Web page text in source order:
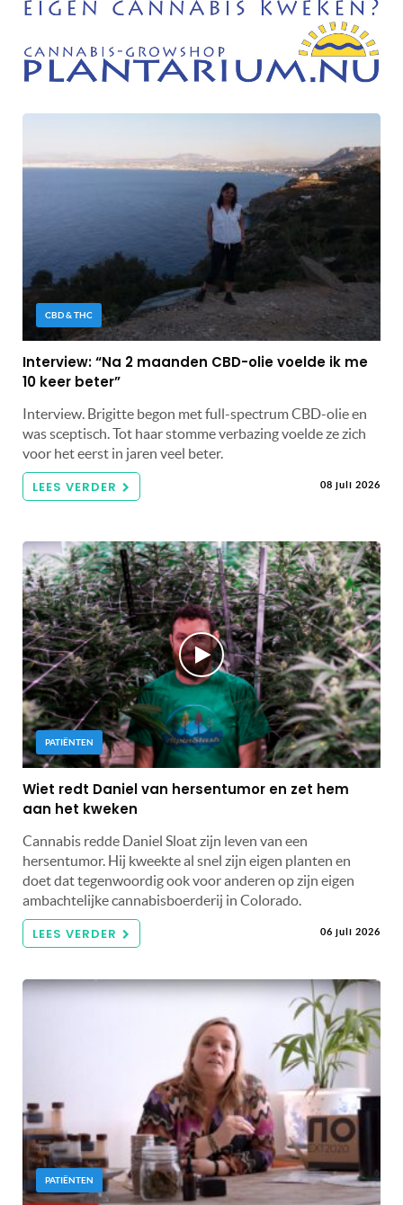
CBD & THC
Interview: “Na 2 maanden CBD-olie voelde ik me
10 keer beter”
Interview. Brigitte begon met full-spectrum CBD-olie en
was sceptisch. Tot haar stomme verbazing voelde ze zich
voor het eerst in jaren veel beter.
LEES VERDER 08 juli 2026
PATIËNTEN
Wiet redt Daniel van hersentumor en zet hem
aan het kweken
Cannabis redde Daniel Sloat zijn leven van een
hersentumor. Hij kweekte al snel zijn eigen planten en
doet dat tegenwoordig ook voor anderen op zijn eigen
ambachtelijke cannabisboerderij in Colorado.
LEES VERDER 06 juli 2026
PATIËNTEN